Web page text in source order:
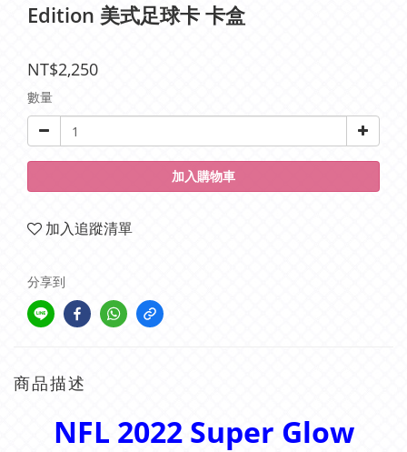
Edition 美式足球卡 卡盒
NT$2,250
數量
加入購物車
加入追蹤清單
分享到
商品描述
NFL 2022 Super Glow